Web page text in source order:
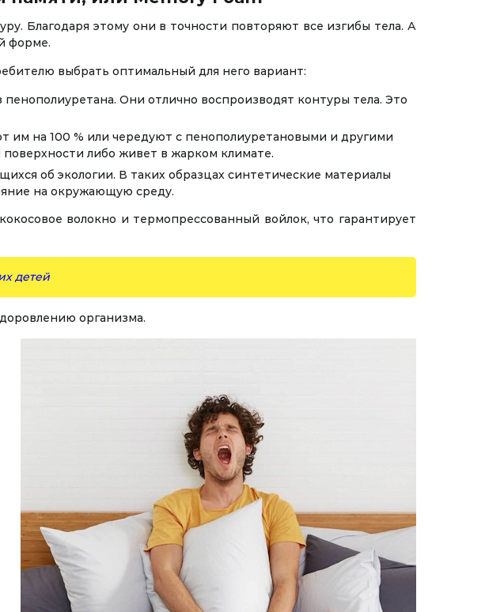
Благодаря этому они в точности повторяют все изгибы тела. А
форме.
выбрать оптимальный для него вариант:
Они отлично воспроизводят контуры тела. Это
им на 100 % или чередуют с пенополиуретановыми и другими
поверхности либо живет в жарком климате.
об экологии. В таких образцах синтетические материалы
на окружающую среду.
волокно и термопрессованный войлок, что гарантирует
детей
организма.